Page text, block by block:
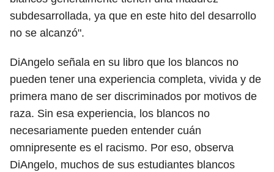
subdesarrollada, ya que en este hito del desarrollo
no se alcanzó".
DiAngelo señala en su libro que los blancos no
pueden tener una experiencia completa, vivida y de
primera mano de ser discriminados por motivos de
raza. Sin esa experiencia, los blancos no
necesariamente pueden entender cuán
omnipresente es el racismo. Por eso, observa
DiAngelo, muchos de sus estudiantes blancos